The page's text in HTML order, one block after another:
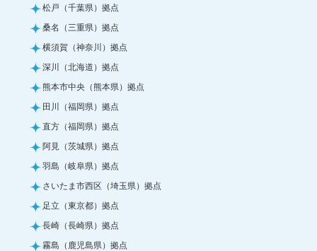
松戸（千葉県）拠点
桑名（三重県）拠点
横須賀（神奈川）拠点
深川（北海道）拠点
熊本市中央（熊本県）拠点
田川（福岡県）拠点
直方（福岡県）拠点
阿見（茨城県）拠点
羽島（岐阜県）拠点
さいたま市西区（埼玉県）拠点
足立（東京都）拠点
長崎（長崎県）拠点
霧島（鹿児島県）拠点